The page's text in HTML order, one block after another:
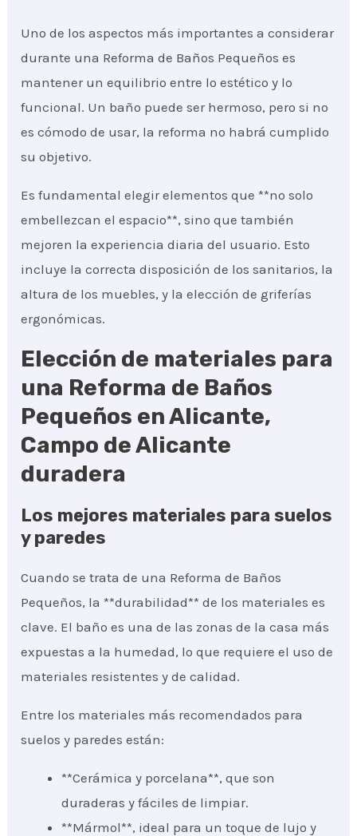
Uno de los aspectos más importantes a considerar
durante una Reforma de Baños Pequeños es
mantener un equilibrio entre lo estético y lo
funcional. Un baño puede ser hermoso, pero si no
es cómodo de usar, la reforma no habrá cumplido
su objetivo.
Es fundamental elegir elementos que **no solo
embellezcan el espacio**, sino que también
mejoren la experiencia diaria del usuario. Esto
incluye la correcta disposición de los sanitarios, la
altura de los muebles, y la elección de griferías
ergonómicas.
Elección de materiales para
una Reforma de Baños
Pequeños en Alicante,
Campo de Alicante
duradera
Los mejores materiales para suelos
y paredes
Cuando se trata de una Reforma de Baños
Pequeños, la **durabilidad** de los materiales es
clave. El baño es una de las zonas de la casa más
expuestas a la humedad, lo que requiere el uso de
materiales resistentes y de calidad.
Entre los materiales más recomendados para
suelos y paredes están:
**Cerámica y porcelana**, que son
duraderas y fáciles de limpiar.
**Mármol**, ideal para un toque de lujo y